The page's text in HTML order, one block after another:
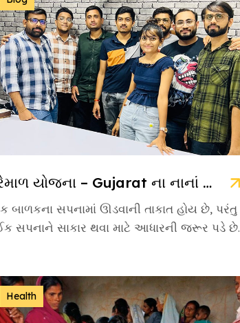
પ્રેમાળ યોજના – Gujarat ના નાનાં બાળકો માટે આશાની નવી કિરણ
બાળકના સપનામાં ઊડવાની તાકાત હોય છે, પરંતુ
સપનાને સાકાર થવા માટે આધારની જરૂર પડે છે.
Health